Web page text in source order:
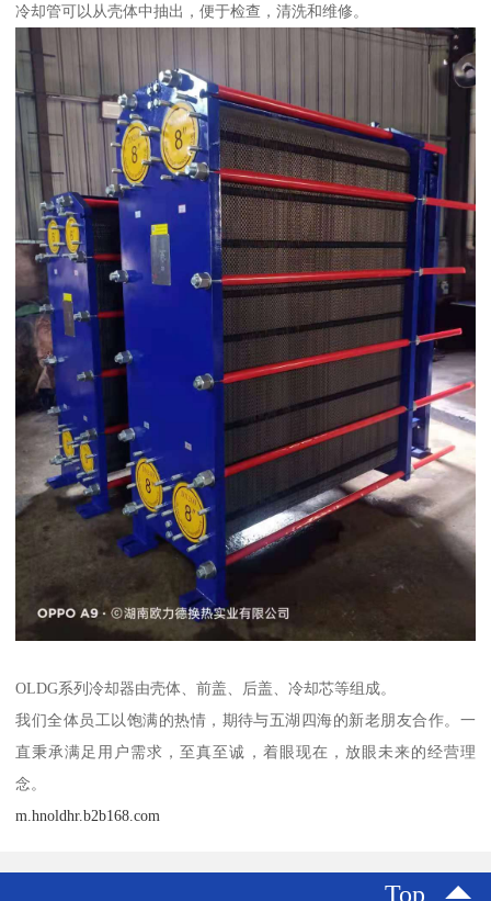
冷却管可以从壳体中抽出，便于检查，清洗和维修。
OLDG系列冷却器由壳体、前盖、后盖、冷却芯等组成。
我们全体员工以饱满的热情，期待与五湖四海的新老朋友合作。一
直秉承满足用户需求，至真至诚，着眼现在，放眼未来的经营理
念。
m.hnoldhr.b2b168.com
Top